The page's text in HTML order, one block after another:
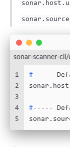
sonar-scanner-
1
2
3
4
5
#-----
#-----